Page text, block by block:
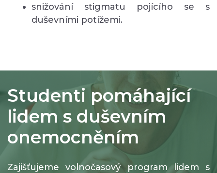
snižování stigmatu pojícího se s
duševními potížemi.
Studenti pomáhající
lidem s duševním
onemocněním
Zajišťujeme volnočasový program lidem s